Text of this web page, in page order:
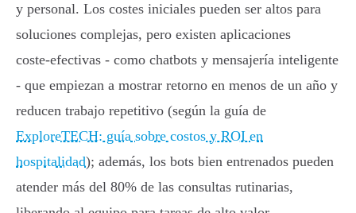
y personal. Los costes iniciales pueden ser altos para
soluciones complejas, pero existen aplicaciones
coste‑efectivas - como chatbots y mensajería inteligente
- que empiezan a mostrar retorno en menos de un año y
reducen trabajo repetitivo (según la guía de
ExploreTECH: guía sobre costos y ROI en
hospitalidad); además, los bots bien entrenados pueden
atender más del 80% de las consultas rutinarias,